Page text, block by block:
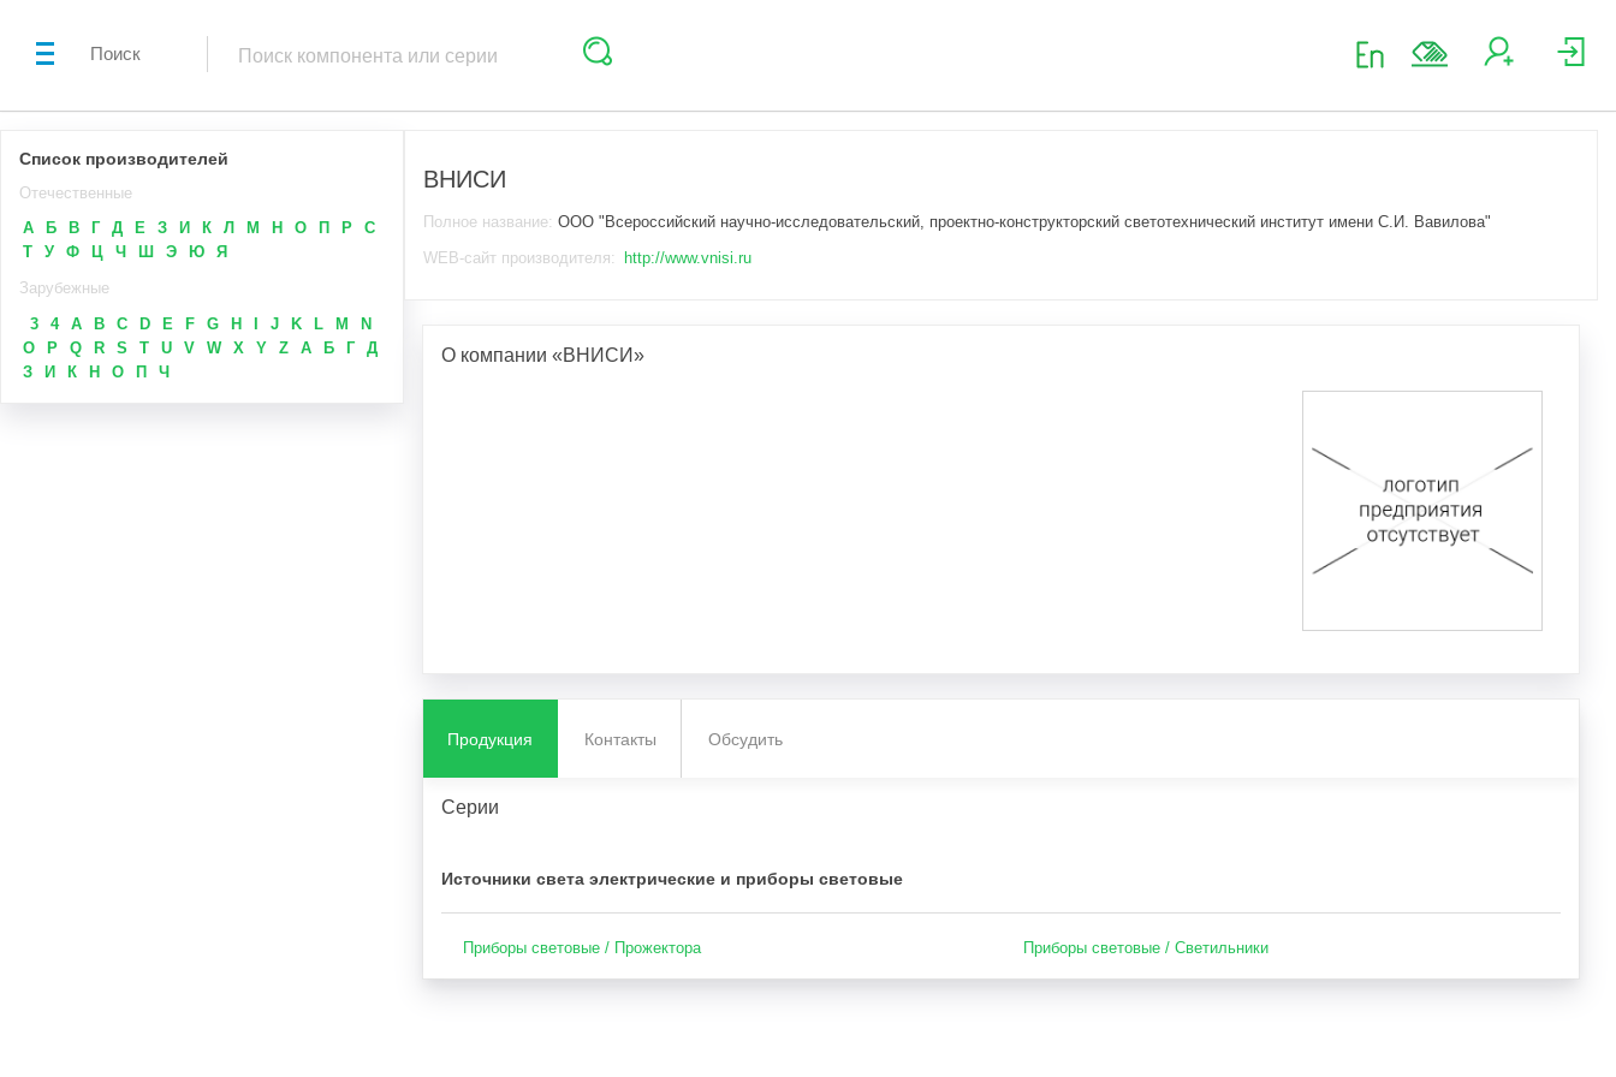
Поиск
Список производителей
Отечественные
А
Б В Г Д Е З И К Л М Н О П Р
С
Т
У Ф Ц Ч Ш Э Ю
Я
Зарубежные
3
4 A B C D E F G H J K L M
N
O
P Q R S T U V W X Y Z А Б Г
Д
З
И К Н О П Ч
ВНИСИ
Полное название: ООО "Всероссийский научно-исследовательский, проектно-конструкторский светотехнический институт имени С.И. Вавилова"
WEB-сайт производителя:
http://www.vnisi.ru
О компании «ВНИСИ»
Продукция Контакты Обсудить
Серии
Источники света электрические и приборы световые
Приборы световые / Прожектора Приборы световые / Светильники